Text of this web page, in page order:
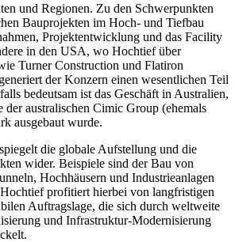
und Regionen. Zu den Schwerpunkten
Bauprojekten im Hoch- und Tiefbau
Projektentwicklung und das Facility
in den USA, wo Hochtief über
Turner Construction und Flatiron
der Konzern einen wesentlichen Teil
bedeutsam ist das Geschäft in Australien,
der australischen Cimic Group (ehemals
ausgebaut wurde.
die globale Aufstellung und die
wider. Beispiele sind der Bau von
Hochhäusern und Industrieanlagen
profitiert hierbei von langfristigen
Auftragslage, die sich durch weltweite
und Infrastruktur-Modernisierung